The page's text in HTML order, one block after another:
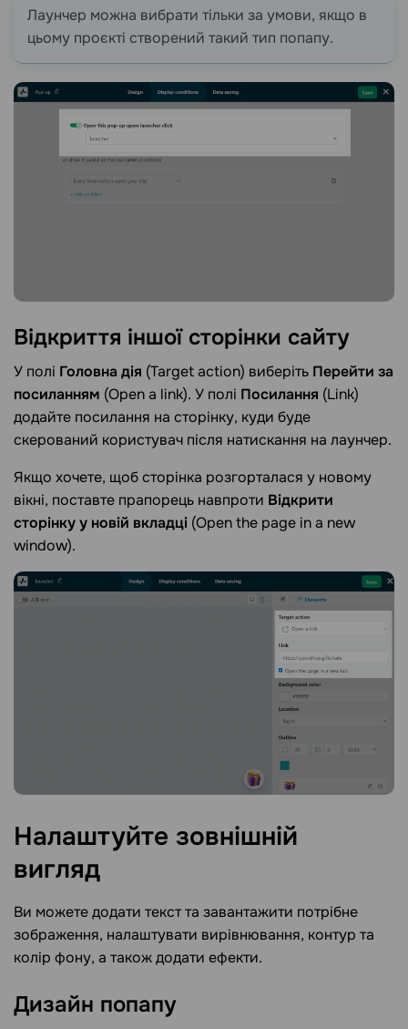
Лаунчер можна вибрати тільки за умови, якщо в
цьому проєкті створений такий тип попапу.
Відкриття іншої сторінки сайту
У полі Головна дія (Target action) виберіть Перейти за
посиланням (Open a link). У полі Посилання (Link)
додайте посилання на сторінку, куди буде
скерований користувач після натискання на лаунчер.
Якщо хочете, щоб сторінка розгорталася у новому
вікні, поставте прапорець навпроти Відкрити
сторінку у новій вкладці (Open the page in a new
window).
Налаштуйте зовнішній
вигляд
Ви можете додати текст та завантажити потрібне
зображення, налаштувати вирівнювання, контур та
колір фону, а також додати ефекти.
Дизайн попапу